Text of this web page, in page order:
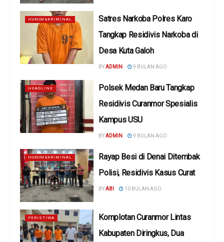
HUKUM&KRIMINAL
Satres Narkoba Polres Karo
Tangkap Residivis Narkoba di
Desa Kuta Galoh
BYADMIN 9 BULAN AGO
HEADLINE
Polsek Medan Baru Tangkap
Residivis Curanmor Spesialis
Kampus USU
BYADMIN 9 BULAN AGO
HUKUM&KRIMINAL
Rayap Besi di Denai Ditembak
Polisi, Residivis Kasus Curat
BYABI 10 BULAN AGO
PERISTIWA
Komplotan Curanmor Lintas
Kabupaten Diringkus, Dua